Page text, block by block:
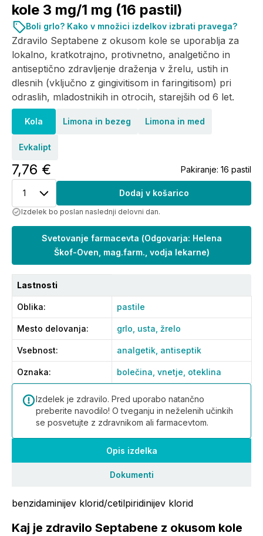
Izdelek je zdravilo. Pred uporabo natančno
preberite navodilo! O tveganju in neželenih učinkih
se posvetujte z zdravnikom ali farmacevtom.
Opis izdelka
Dokumenti
benzidaminijev klorid/cetilpiridinijev klorid
Kaj je zdravilo Septabene z okusom kole
kole 3 mg/1 mg (16 pastil)
Zdravilo Septabene z okusom kole se uporablja za
lokalno, kratkotrajno, protivnetno, analgetično in
antiseptično zdravljenje draženja v žrelu, ustih in
dlesnih (vključno z gingivitisom in faringitisom) pri
odraslih, mladostnikih in otrocih, starejših od 6 let.
Kola Limona in bezeg Limona in med
Evkalipt
7,76 € Pakiranje: 16 pastil
Boli grlo? Kako v množici izdelkov izbrati pravega?
1 Dodaj v košarico
Izdelek bo poslan naslednji delovni dan.
Svetovanje farmacevta (Odgovarja: Helena
Škof-Oven, mag.farm., vodja lekarne)
Lastnosti
Oblika: pastile
Mesto delovanja: grlo, usta, žrelo
Vsebnost: analgetik, antiseptik
Oznaka: bolečina, vnetje, oteklina